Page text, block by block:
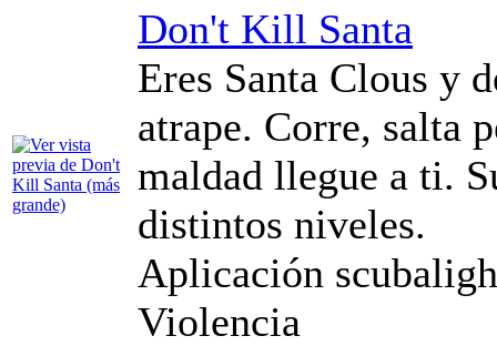
Don't Kill Santa
Eres Santa Clous y
atrape. Corre, salta
maldad llegue a ti.
distintos niveles.
Aplicación
Violencia